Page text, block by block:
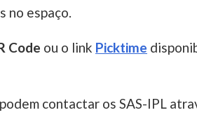
no espaço.
Code ou o link Picktime
contactar os SAS-IPL